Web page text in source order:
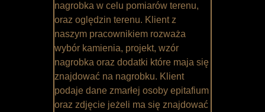
nagrobka w celu pomiarów terenu,
oraz oględzin terenu. Klient z
naszym pracownikiem rozważa
wybór kamienia, projekt, wzór
nagrobka oraz dodatki które maja się
znajdować na nagrobku. Klient
podaje dane zmarłej osoby epitafium
oraz zdjęcie jeżeli ma się znajdować